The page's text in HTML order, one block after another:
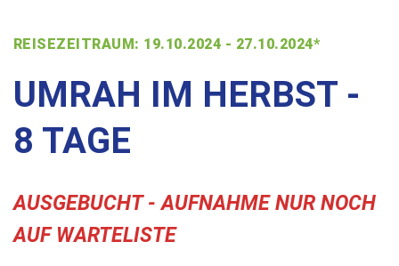
REISEZEITRAUM: 19.10.2024 - 27.10.2024*
UMRAH IM HERBST -
8 TAGE
AUSGEBUCHT - AUFNAHME NUR NOCH
AUF WARTELISTE